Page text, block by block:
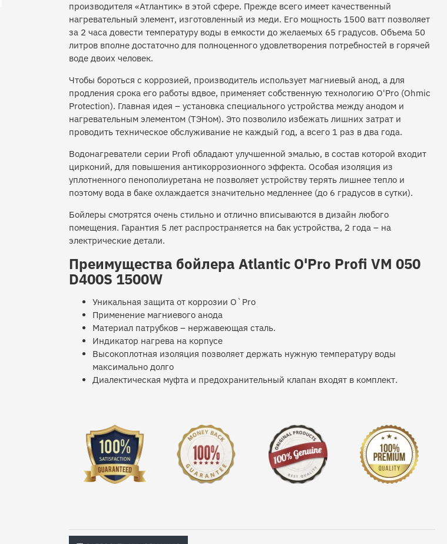
производителя «Атлантик» в этой сфере. Прежде всего имеет качественный
нагревательный элемент, изготовленный из меди. Его мощность 1500 ватт позволяет
за 2 часа довести температуру воды в емкости до желаемых 65 градусов. Объема 50
литров вполне достаточно для полноценного удовлетворения потребностей в горячей
воде двоих человек.
Чтобы бороться с коррозией, производитель использует магниевый анод, а для
продления срока его работы вдвое, применяет собственную технологию O'Pro (Ohmic
Protection). Главная идея – установка специального устройства между анодом и
нагревательным элементом (ТЭНом). Это позволило избежать лишних затрат и
проводить техническое обслуживание не каждый год, а всего 1 раз в два года.
Водонагреватели серии Profi обладают улучшенной эмалью, в состав которой входит
цирконий, для повышения антикоррозионного эффекта. Особая изоляция из
уплотненного пенополиуретана не позволяет устройству терять лишнее тепло и
поэтому вода в баке охлаждается значительно медленнее (до 6 градусов в сутки).
Бойлеры смотрятся очень стильно и отлично вписываются в дизайн любого
помещения. Гарантия 5 лет распространяется на бак устройства, 2 года – на
электрические детали.
Преимущества бойлера Atlantic O'Pro Profi VM 050
D400S 1500W
Уникальная защита от коррозии O`Pro
Применение магниевого анода
Материал патрубков – нержавеющая сталь.
Индикатор нагрева на корпусе
Высокоплотная изоляция позволяет держать нужную температуру воды
максимально долго
Диалектическая муфта и предохранительный клапан входят в комплект.